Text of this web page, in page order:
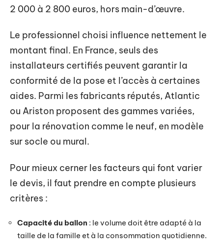
2 000 à 2 800 euros, hors main-d’œuvre.
Le professionnel choisi influence nettement le
montant final. En France, seuls des
installateurs certifiés peuvent garantir la
conformité de la pose et l’accès à certaines
aides. Parmi les fabricants réputés, Atlantic
ou Ariston proposent des gammes variées,
pour la rénovation comme le neuf, en modèle
sur socle ou mural.
Pour mieux cerner les facteurs qui font varier
le devis, il faut prendre en compte plusieurs
critères :
Capacité du ballon : le volume doit être adapté à la
taille de la famille et à la consommation quotidienne.